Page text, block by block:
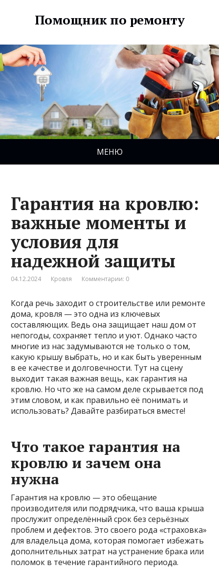
Помощник по ремонту
МЕНЮ
Гарантия на кровлю:
важные моменты и
условия для
надежной защиты
04.12.2024 Кровля Комментарии: 0
Когда речь заходит о строительстве или ремонте
дома, кровля — это одна из ключевых
составляющих. Ведь она защищает наш дом от
непогоды, сохраняет тепло и уют. Однако часто
многие из нас задумываются не только о том,
какую крышу выбрать, но и как быть уверенным
в ее качестве и долговечности. Тут на сцену
выходит такая важная вещь, как гарантия на
кровлю. Но что же на самом деле скрывается под
этим словом, и как правильно её понимать и
использовать? Давайте разбираться вместе!
Что такое гарантия на
кровлю и зачем она
нужна
Гарантия на кровлю — это обещание
производителя или подрядчика, что ваша крыша
прослужит определённый срок без серьёзных
проблем и дефектов. Это своего рода «страховка»
для владельца дома, которая помогает избежать
дополнительных затрат на устранение брака или
поломок в течение гарантийного периода.